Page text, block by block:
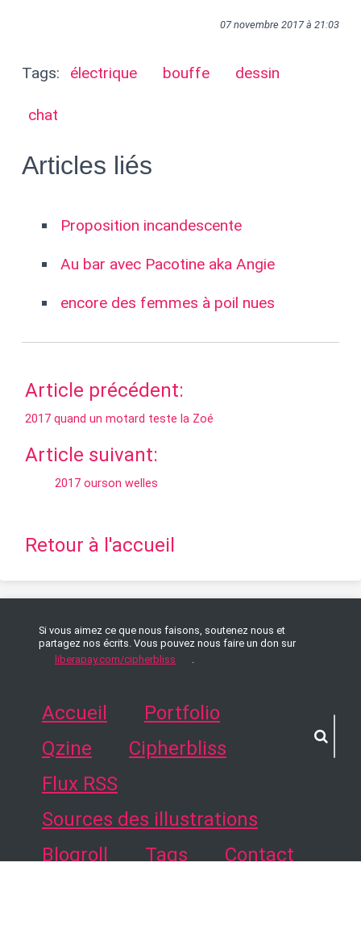
07 novembre 2017 à 21:03
Tags: électrique bouffe dessin
chat
Articles liés
Proposition incandescente
Au bar avec Pacotine aka Angie
encore des femmes à poil nues
Article précédent:
2017 quand un motard teste la Zoé
Article suivant:
2017 ourson welles
Retour à l'accueil
Si vous aimez ce que nous faisons, soutenez nous et
partagez nos écrits. Vous pouvez nous faire un don sur
liberapay.com/cipherbliss
.
Accueil
Portfolio
Qzine
Cipherbliss
Flux RSS
Sources des illustrations
Blogroll
Tags
Contact